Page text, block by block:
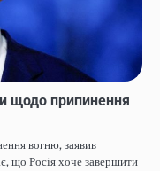
щодо припинення
вогню, заявив
що Росія хоче завершити